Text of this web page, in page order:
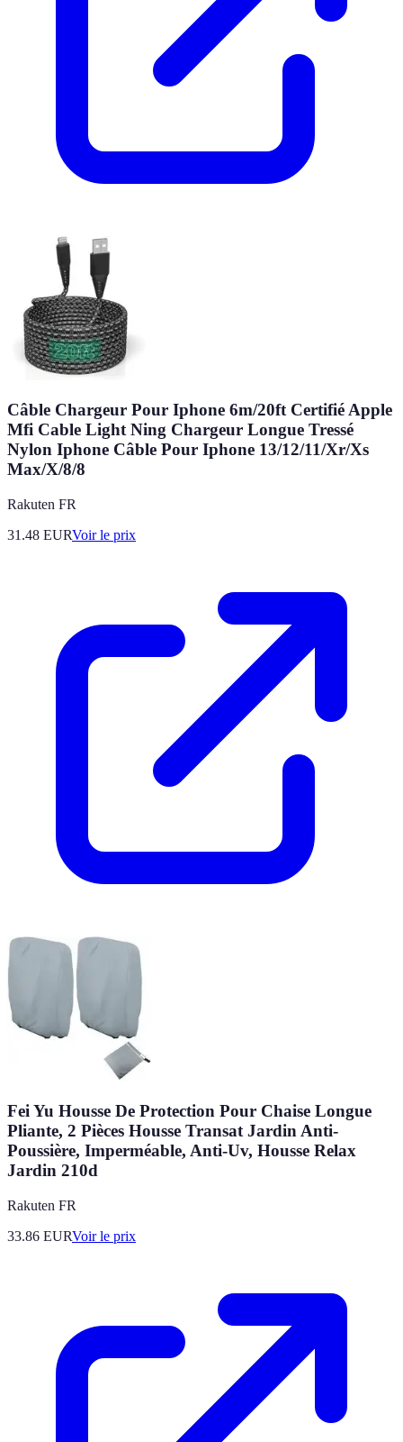
Câble Chargeur Pour Iphone 6m/20ft Certifié Apple
Mfi Cable Light Ning Chargeur Longue Tressé
Nylon Iphone Câble Pour Iphone 13/12/11/Xr/Xs
Max/X/8/8
Rakuten FR
31.48 EURVoir le prix
Fei Yu Housse De Protection Pour Chaise Longue
Pliante, 2 Pièces Housse Transat Jardin Anti-
Poussière, Imperméable, Anti-Uv, Housse Relax
Jardin 210d
Rakuten FR
33.86 EURVoir le prix